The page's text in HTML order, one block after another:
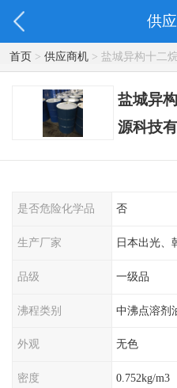
供
首页> 供应商机> 盐城异构十二
盐城异
源科技
是否危险化学品 否
生产厂家 日本出光
品级 一级品
沸程类别 中沸点溶剂
外观 无色
密度 0.752kg/m3